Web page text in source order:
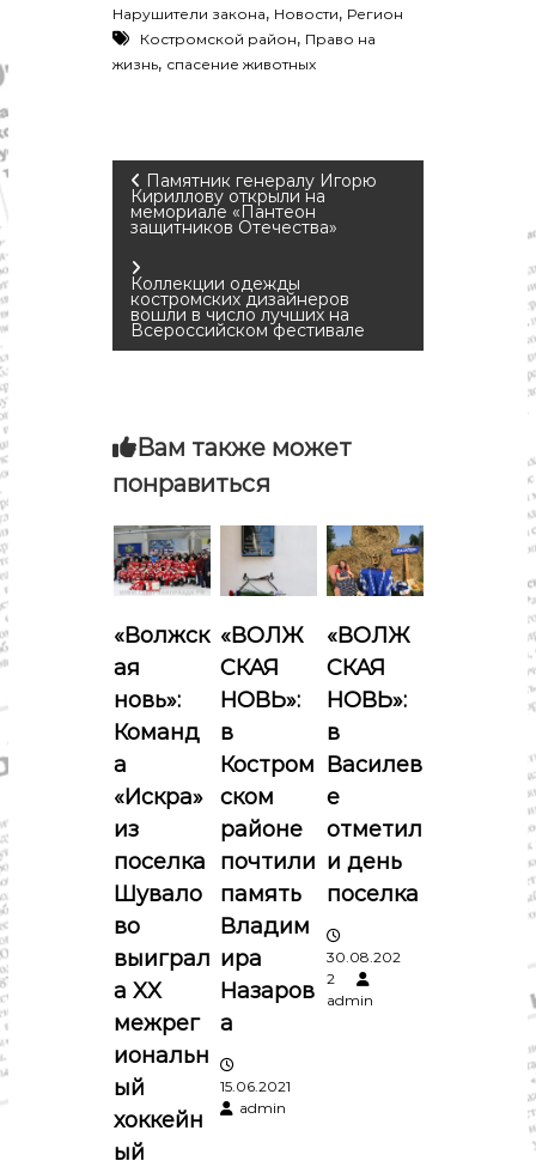
Нарушители закона, Новости, Регион
Костромской район, Право на
жизнь, спасение животных
Н
а
в
и
а
и
я
п
о
з
а
п
и
с
я
м
Памятник генералу Игорю
Кириллову открыли на
мемориале «Пантеон
защитников Отечества»
Коллекции одежды
костромских дизайнеров
вошли в число лучших на
Всероссийском фестивале
Вам также может
понравиться
«Волжск
ая
новь»:
Команд
а
«Искра»
из
поселка
Шувало
во
выиграл
а XX
межрег
иональн
ый
хоккейн
ый
«ВОЛЖ
СКАЯ
НОВЬ»:
в
Костром
ском
районе
почтили
память
Владим
ира
Назаров
а
15.06.2021
admin
«ВОЛЖ
СКАЯ
НОВЬ»:
в
Василев
е
отметил
и день
поселка
30.08.202
2
admin